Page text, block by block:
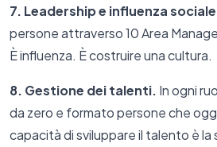
7. Leadership e influenza
persone attraverso 10 Area
È influenza. È costruire una cultura.
8. Gestione dei talenti. In ogni
da zero e formato persone che
capacità di sviluppare il talento è la